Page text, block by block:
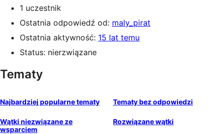
1 uczestnik
Ostatnia odpowiedź od: maly_pirat
Ostatnia aktywność: 15 lat temu
Status: nierzwiązane
Tematy
Najbardziej popularne tematy Tematy bez odpowiedzi
Wątki niezwiązane ze
wsparciem
Rozwiązane wątki